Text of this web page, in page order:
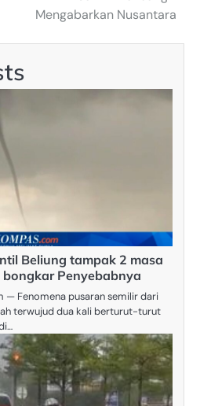
Mengabarkan Nusantara
Beliung tampak 2 masa
Penyebabnya
— Fenomena pusaran semilir dari
terwujud dua kali berturut-turut